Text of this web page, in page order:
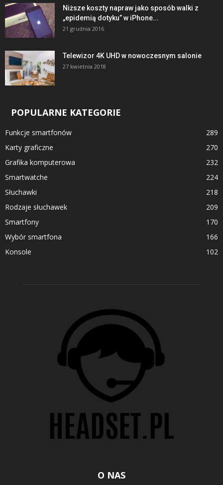
Niższe koszty napraw jako sposób walki z
„epidemią dotyku” w iPhone...
21 grudnia 2016
Telewizor 4K UHD w nowoczesnym salonie
27 kwietnia 2018
POPULARNE KATEGORIE
Funkcje smartfonów
289
Karty graficzne
270
Grafika komputerowa
232
Smartwatche
224
Słuchawki
218
Rodzaje słuchawek
209
Smartfony
170
Wybór smartfona
166
Konsole
102
O NAS